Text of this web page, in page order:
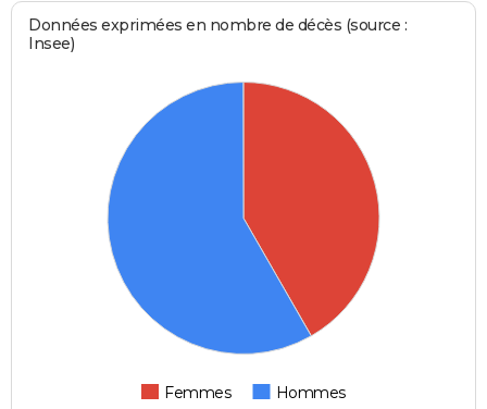
Données exprimées en nombre de décès (source :
Insee)
Femmes Hommes